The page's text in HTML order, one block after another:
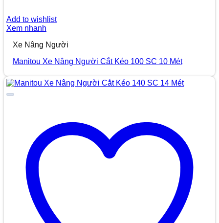
Add to wishlist
Xem nhanh
Xe Nâng Người
Manitou Xe Nâng Người Cắt Kéo 100 SC 10 Mét